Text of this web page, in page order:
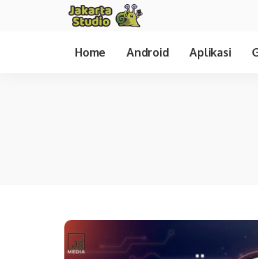
Home Android Aplikasi